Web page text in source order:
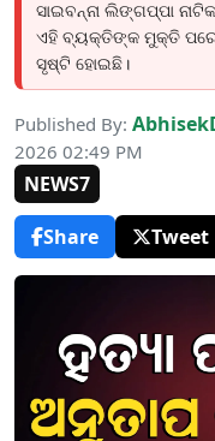
ସାଇବନ୍ନା ଲିଙ୍ଗପ୍ପା
ଏହି ବ୍ୟକ୍ତିଙ୍କ ମୁକ୍ତି ପରେ
ସୃଷ୍ଟି ହୋଇଛି।
Published By:
2026 02:49 PM
NEWS7
Share
Tweet